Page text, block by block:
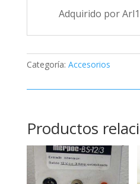
Adquirido por
Categoría: Accesorios
Productos